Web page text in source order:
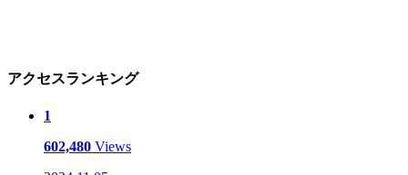
アクセスランキング
1
602,480 Views